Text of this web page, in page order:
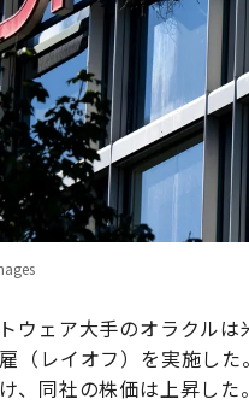
ウェア大手のオラクル
（レイオフ）を実施し
、同社の株価は上昇した。